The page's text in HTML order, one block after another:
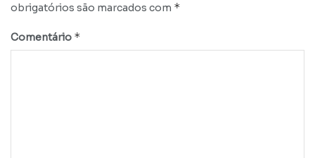
obrigatórios são marcados com *
Comentário *